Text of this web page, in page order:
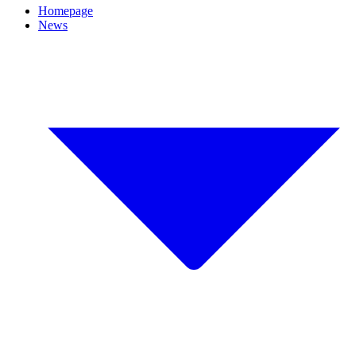
Homepage
News